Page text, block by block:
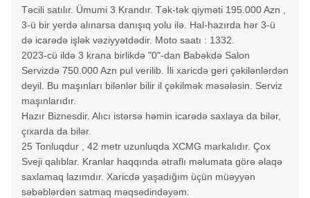
Təcili satılır. Ümumi 3 Krandır. Tək-tək qiyməti 195.000 Azn ,
3-ü bir yerdə alınarsa danışıq yolu ilə. Hal-hazırda hər 3-ü
də icarədə işlək vəziyyətdədir. Moto saatı : 1332.
2023-cü ildə 3 krana birlikdə "0"-dan Babəkdə Salon
Servizdə 750.000 Azn pul verilib. İli xaricdə geri çəkilənlərdən
deyil. Bu maşınları bilənlər bilir il çəkilmək məsələsin. Serviz
maşınlarıdır.
Hazır Biznesdir. Alıcı istərsə həmin icarədə saxlaya da bilər,
çıxarda da bilər.
25 Tonluqdur , 42 metr uzunluqda XCMG markalıdır. Çox
Sveji qalıblar. Kranlar haqqında ətraflı məlumata görə əlaqə
saxlamaq lazımdır. Xaricdə yaşadığım üçün müəyyən
səbəblərdən satmaq məqsədindəyəm.